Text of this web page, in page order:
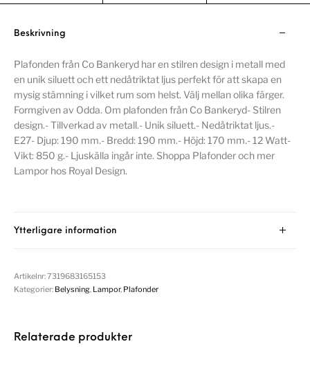
Beskrivning
Plafonden från Co Bankeryd har en stilren design i metall med
en unik siluett och ett nedåtriktat ljus perfekt för att skapa en
mysig stämning i vilket rum som helst. Välj mellan olika färger.
Formgiven av Odda. Om plafonden från Co Bankeryd- Stilren
design.- Tillverkad av metall.- Unik siluett.- Nedåtriktat ljus.-
E27- Djup: 190 mm.- Bredd: 190 mm.- Höjd: 170 mm.- 12 Watt-
Vikt: 850 g.- Ljuskälla ingår inte. Shoppa Plafonder och mer
Lampor hos Royal Design.
Ytterligare information
Artikelnr:7319683165153
Kategorier: Belysning Lampor, Plafonder
Relaterade produkter